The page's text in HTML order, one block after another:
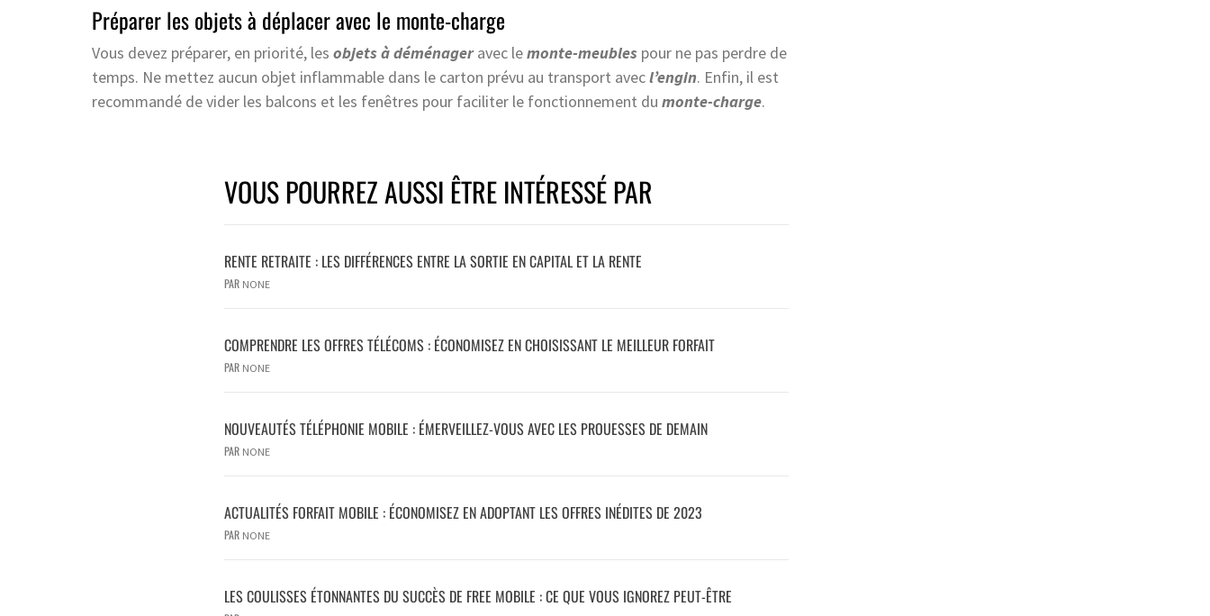
Préparer les objets à déplacer avec le monte-charge
Vous devez préparer, en priorité, les objetsà déménageravec lemonte-meubles pour ne pas perdre de
temps. Ne mettez aucun objet inflammable dans le carton prévu au transport avecl’engin. Enfin, il est
recommandé de vider les balcons et les fenêtres pour faciliter le fonctionnement du monte-charge.
VOUS POURREZ AUSSI ÊTRE INTÉRESSÉ PAR
RENTE RETRAITE : LES DIFFÉRENCES ENTRE LA SORTIE EN CAPITAL ET LA RENTE
PAR NONE
COMPRENDRE LES OFFRES TÉLÉCOMS : ÉCONOMISEZ EN CHOISISSANT LE MEILLEUR FORFAIT
PAR NONE
NOUVEAUTÉS TÉLÉPHONIE MOBILE : ÉMERVEILLEZ-VOUS AVEC LES PROUESSES DE DEMAIN
PAR NONE
ACTUALITÉS FORFAIT MOBILE : ÉCONOMISEZ EN ADOPTANT LES OFFRES INÉDITES DE 2023
PAR NONE
LES COULISSES ÉTONNANTES DU SUCCÈS DE FREE MOBILE : CE QUE VOUS IGNOREZ PEUT-ÊTRE